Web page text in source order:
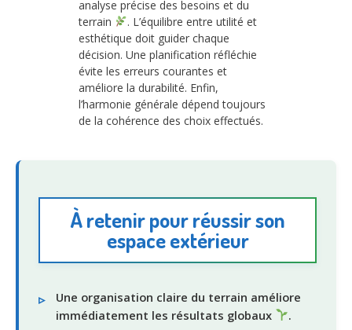
analyse précise des besoins et du
terrain
. L’équilibre entre utilité et
esthétique doit guider chaque
décision. Une planification réfléchie
évite les erreurs courantes et
améliore la durabilité. Enfin,
l’harmonie générale dépend toujours
de la cohérence des choix effectués.
À retenir pour réussir son
espace extérieur
Une organisation claire du terrain améliore
immédiatement les résultats globaux
.